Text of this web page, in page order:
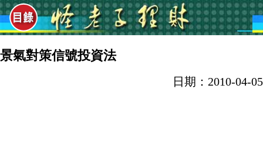
景氣對策信號投資法
日期：2010-04-05